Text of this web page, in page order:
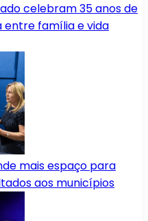
celebram 35 anos de
entre família e vida
mais espaço para
aos municípios